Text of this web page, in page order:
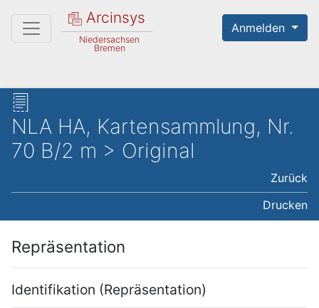
Arcinsys
Niedersachsen
Bremen
Anmelden
NLA HA, Kartensammlung, Nr.
70 B/2 m > Original
Zurück
Drucken
Repräsentation
Identifikation (Repräsentation)